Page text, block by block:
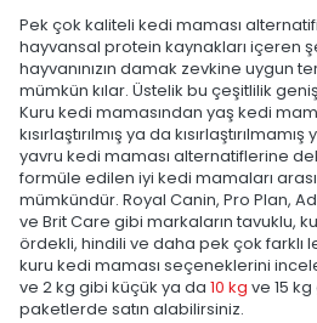
Pek çok kaliteli kedi maması
hayvansal protein kaynakları içeren
hayvanınızın damak zevkine uygun
mümkün kılar. Üstelik bu çeşitlilik
Kuru kedi mamasından yaş kedi
kısırlaştırılmış ya da
yavru kedi maması alternatiflerine
formüle edilen iyi kedi mamaları
mümkündür. Royal Canin, Pro Plan,
ve Brit Care gibi markaların tavuklu,
ördekli, hindili ve daha pek çok farklı
kuru kedi maması seçeneklerini
ve 2 kg gibi küçük ya da 10 kg ve 15
paketlerde satın alabilirsiniz.